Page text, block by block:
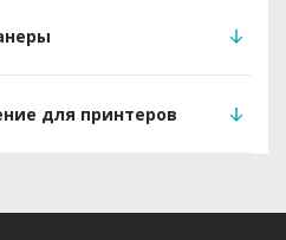
для принтеров